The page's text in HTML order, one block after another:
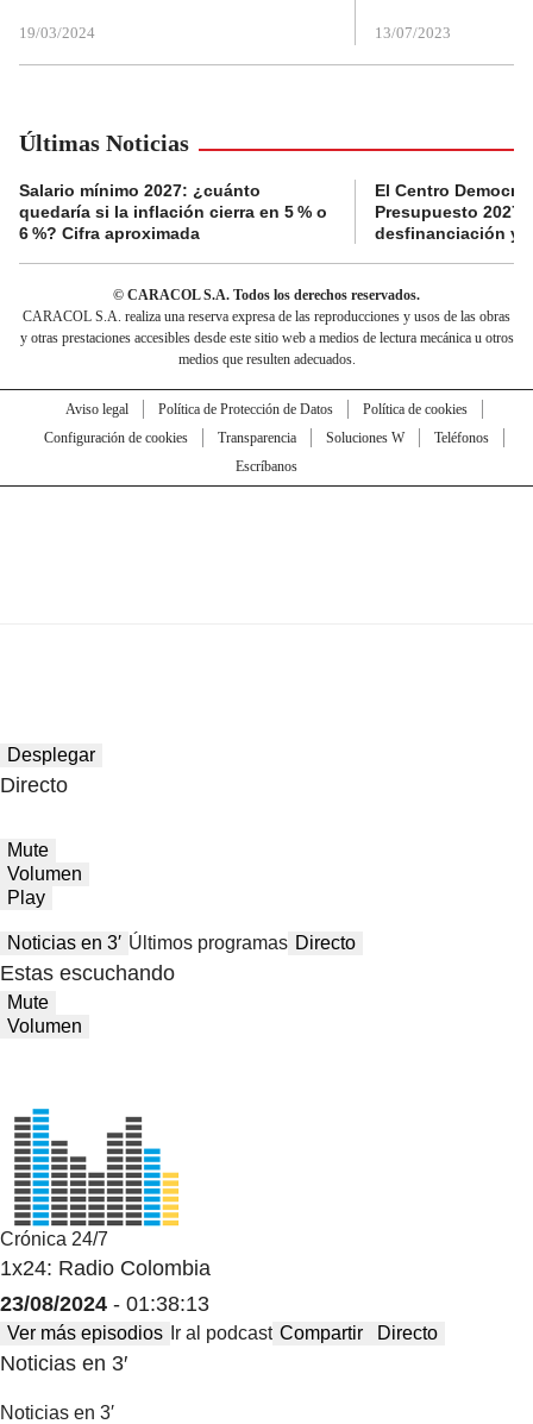
19/03/2024 13/07/2023
Últimas Noticias
Salario mínimo 2027: ¿cuánto
quedaría si la inflación cierra en 5 % o
6 %? Cifra aproximada
El Centro
Presupuesto 2027
desfinanciación y
© CARACOL S.A. Todos los derechos reservados.
CARACOL S.A. realiza una reserva expresa de las reproducciones y usos de las obras
y otras prestaciones accesibles desde este sitio web a medios de lectura mecánica u otros
medios que resulten adecuados.
Aviso legal Política de Protección de Datos
Política de cookies
Configuración de cookies
Transparencia Soluciones W
Teléfonos
Escríbanos
Desplegar
Directo
Mute
Volumen
Play
Noticias en 3′ Últimos programas Directo
Estas escuchando
Mute
Volumen
Crónica 24/7
1x24: Radio Colombia
23/08/2024 - 01:38:13
Ver más episodios Ir al podcast Compartir Directo
Noticias en 3′
Noticias en 3′